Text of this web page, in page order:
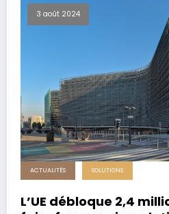
3 août 2024
ACTUALITÉS SOLUTIONS
L’UE débloque 2,4